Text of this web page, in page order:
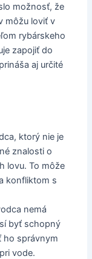
možnosť, že
môžu loviť v
rybárskeho
zapojiť do
aj určité
ktorý nie je
znalosti o
lovu. To môže
konfliktom s
nemá
byť schopný
ho správnym
vode.